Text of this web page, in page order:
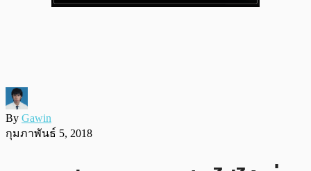
By Gawin
กุมภาพันธ์ 5, 2018